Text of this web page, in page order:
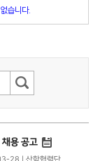
습니다.
용 공고